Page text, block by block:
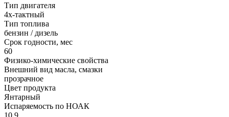
Тип двигателя
4х-тактный
Тип топлива
бензин / дизель
Срок годности, мес
60
Физико-химические свойства
Внешний вид масла, смазки
прозрачное
Цвет продукта
Янтарный
Испаряемость по НОАК
10,9